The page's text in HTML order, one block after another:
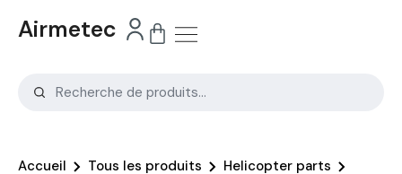
Airmetec
Accueil Tous les produits
Helicopter parts